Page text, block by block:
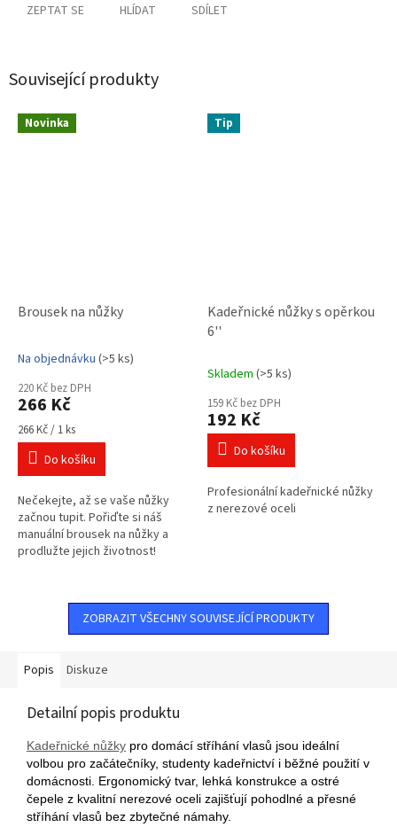
ZEPTAT SE HLÍDAT SDÍLET
Související produkty
Novinka
Brousek na nůžky
Průměrné
hodnocení
produktu
je
3,0
z
hvězdiček.
Na objednávku (>5 ks)
220 Kč bez DPH
266 Kč
Měrná
cena:
266 Kč / 1 ks
Do košíku
Nečekejte, až se vaše nůžky
začnou tupit. Pořiďte si náš
manuální brousek na nůžky a
prodlužte jejich životnost!
Tip
Kadeřnické nůžky s opěrkou
6''
Skladem (>5 ks)
159 Kč bez DPH
192 Kč
Do košíku
Profesionální kadeřnické nůžky
z nerezové oceli
ZOBRAZIT VŠECHNY SOUVISEJÍCÍ PRODUKTY
Popis Diskuze
Detailní popis produktu
Kadeřnické nůžky pro domácí stříhání vlasů jsou ideální
volbou pro začátečníky, studenty kadeřnictví i běžné použití v
domácnosti. Ergonomický tvar, lehká konstrukce a ostré
čepele z kvalitní nerezové oceli zajišťují pohodlné a přesné
stříhání vlasů bez zbytečné námahy.